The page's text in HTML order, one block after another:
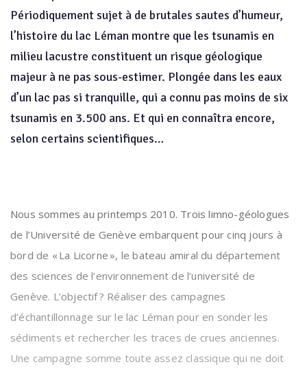
Périodiquement sujet à de brutales sautes d’humeur,
l’histoire du lac Léman montre que les tsunamis en
milieu lacustre constituent un risque géologique
majeur à ne pas sous-estimer. Plongée dans les eaux
d’un lac pas si tranquille, qui a connu pas moins de six
tsunamis en 3.500 ans. Et qui en connaîtra encore,
selon certains scientifiques…
Nous sommes au printemps 2010. Trois limno-géologues
de l’Université de Genève embarquent pour cinq jours à
bord de « La Licorne », le bateau amiral du département
des sciences de l’environnement de l’université de
Genève. L’objectif ? Réaliser des campagnes
d’échantillonnage sur le lac Léman pour en sonder les
sédiments et rechercher les traces de crues anciennes.
Une campagne somme toute assez classique qui ne doit